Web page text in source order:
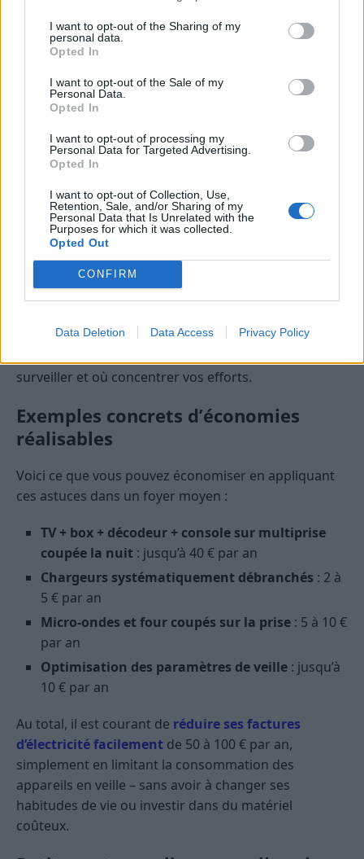
I want to opt-out of the Sharing of my
personal data.
Opted In
I want to opt-out of the Sale of my
Personal Data.
Opted In
I want to opt-out of processing my
Personal Data for Targeted Advertising.
Opted In
I want to opt-out of Collection, Use,
Retention, Sale, and/or Sharing of my
Personal Data that Is Unrelated with the
Purposes for which it was collected.
Opted Out
CONFIRM
Data Deletion Data Access Privacy Policy
consommation en veille (indiquée sur la fiche
technique ou l’étiquette énergie). Privilégiez les
veille. Les labels européens (Energy Star, etc.) sont de
bons indicateurs.
Utilisez une prise programmable
une prise programmable permet de couper
automatiquement l’alimentation à des heures fixes, la
nuit par exemple, sans y penser.
Équipez-vous d’un wattmètre
précisément la consommation en veille de chaque
surveiller et où concentrer vos efforts.
Exemples concrets d’économies
réalisables
Voici ce que vous pouvez économiser en appliquant
ces astuces dans un foyer moyen :
TV + box + décodeur + console sur multiprise
coupée la nuit : jusqu’à 40 € par an
Chargeurs systématiquement débranchés : 2 à
5 € par an
Micro-ondes et four coupés sur la prise : 5 à 10 €
par an
Optimisation des paramètres de veille : jusqu’à
10 € par an
Au total, il est courant de réduire ses factures
d’électricité facilement de 50 à 100 € par an,
simplement en limitant la consommation des
appareils en veille – sans avoir à changer ses
habitudes de vie ou investir dans du matériel
coûteux.